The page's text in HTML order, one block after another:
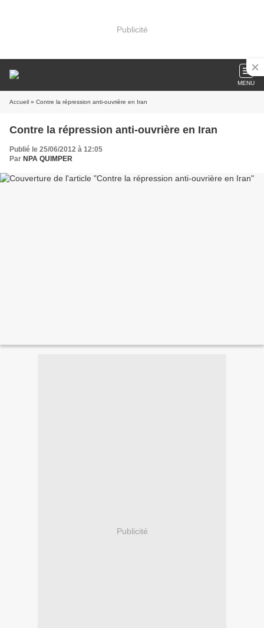
Publicité
MENU
Accueil » Contre la répression anti-ouvrière en Iran
Contre la répression anti-ouvrière en Iran
Publié le 25/06/2012 à 12:05
Par NPA QUIMPER
Publicité